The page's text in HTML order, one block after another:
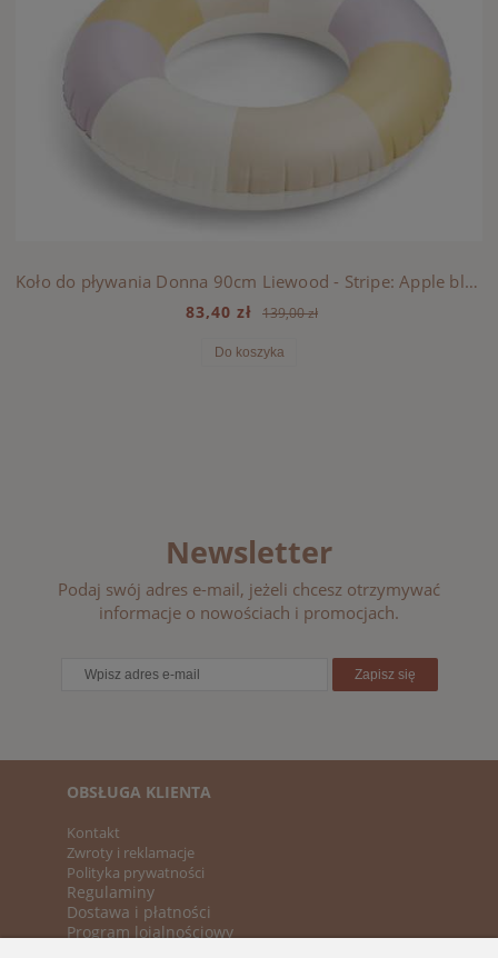
Koło do pływania Donna 90cm Liewood - Stripe: Apple blossom multi mix
83,40 zł 139,00 zł
Do koszyka
Newsletter
Podaj swój adres e-mail, jeżeli chcesz otrzymywać
informacje o nowościach i promocjach.
Zapisz się
OBSŁUGA KLIENTA
Kontakt
Zwroty i reklamacje
Polityka prywatności
Regulaminy
Dostawa i płatności
Program lojalnościowy